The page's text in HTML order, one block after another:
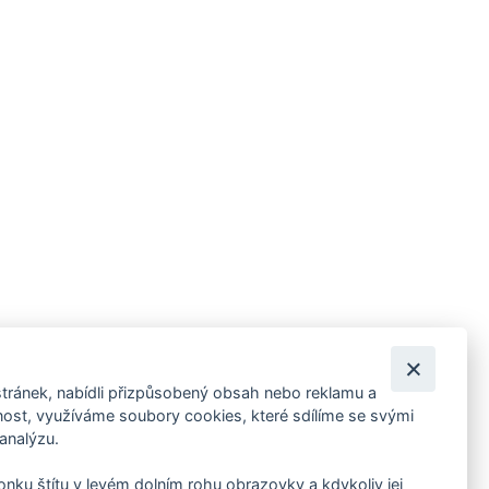
pozvánky na kulturní a sportovní akce?
nabídli přizpůsobený obsah nebo reklamu a
využíváme soubory cookies, které sdílíme se svými
štítu v levém dolním rohu obrazovky a kdykoliv jej